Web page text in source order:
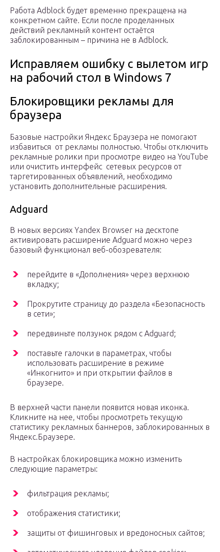
Работа Adblock будет временно прекращена на
конкретном сайте. Если после проделанных
действий рекламный контент остаётся
заблокированным – причина не в Adblock.
Исправляем ошибку с вылетом игр
на рабочий стол в Windows 7
Блокировщики рекламы для
браузера
Базовые настройки Яндекс Браузера не помогают
избавиться от рекламы полностью. Чтобы отключить
рекламные ролики при просмотре видео на YouTube
или очистить интерфейс сетевых ресурсов от
таргетированных объявлений, необходимо
установить дополнительные расширения.
Adguard
В новых версиях Yandex Browser на десктопе
активировать расширение Adguard можно через
базовый функционал веб-обозревателя:
перейдите в «Дополнения» через верхнюю
вкладку;
Прокрутите страницу до раздела «Безопасность
в сети»;
передвиньте ползунок рядом с Adguard;
поставьте галочки в параметрах, чтобы
использовать расширение в режиме
«Инкогнито» и при открытии файлов в
браузере.
В верхней части панели появится новая иконка.
Кликните на нее, чтобы просмотреть текущую
статистику рекламных баннеров, заблокированных в
Яндекс.Браузере.
В настройках блокировщика можно изменить
следующие параметры:
фильтрация рекламы;
отображения статистики;
защиты от фишинговых и вредоносных сайтов;